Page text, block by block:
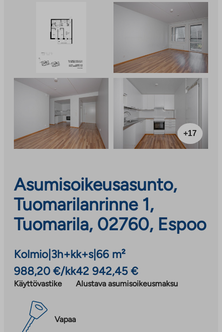
+17
Asumisoikeusasunto,
Tuomarilanrinne 1,
Tuomarila, 02760, Espoo
Kolmio 3h+kk+s| 66 m²
988,20 €/kk
Käyttövastike
42 942,45 €
Alustava asumisoikeusmaksu
Vapaa